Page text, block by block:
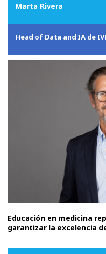
Marta Rivera
Head of Data and IA de
Educación en medicina
garantizar la excelencia